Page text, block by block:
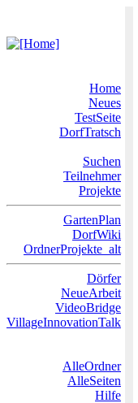
Home
Neues
TestSeite
DorfTratsch
Suchen
Teilnehmer
Projekte
GartenPlan
DorfWiki
OrdnerProjekte_alt
Dörfer
NeueArbeit
VideoBridge
VillageInnovationTalk
AlleOrdner
AlleSeiten
Hilfe